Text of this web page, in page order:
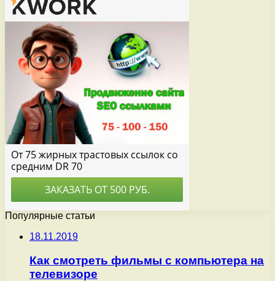
Популярные статьи
18.11.2019
Как смотреть фильмы с компьютера на
телевизоре